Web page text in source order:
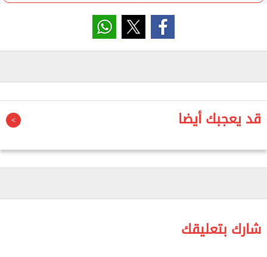
والخطة متوسطة المدى (2026/2027 – 2029/2030).
وأوضح أن الخطة الحالية هى "خطة عمل ديناميكية"
السيناريوهات الجيوسياسية (بما فيها الشلل المؤقت
لحركة الملاحة وقفزات أسعار الطاقة والغذاء)، ليأتي
مستهدف النمو متحفظًا بين 4.8% و5.2%، ممهدًا لصعود
آمن نحو 6.2% إلى 6.8% بحلول عام 2029/2030.
واستعرض وزير التخطيط والتنمية
الاقتصادية حزمة من الإجراءات الهيكلية
قد يعجبك أيضا
شارك بتعليقك